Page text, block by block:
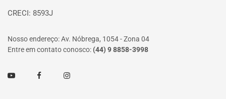
CRECI: 8593J
Nosso endereço: Av. Nóbrega, 1054 - Zona 04
Entre em contato conosco: (44) 9 8858-3998
Youtube FacebookInstagram